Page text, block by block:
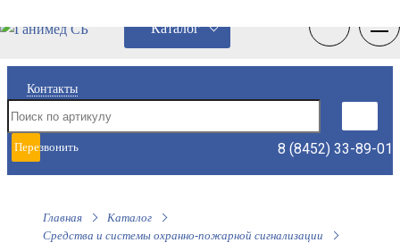
Контакты
Перезвонить
мне
8 (8452) 33-89-01
Каталог
Главная
Каталог
Средства и системы охранно-пожарной сигнализации